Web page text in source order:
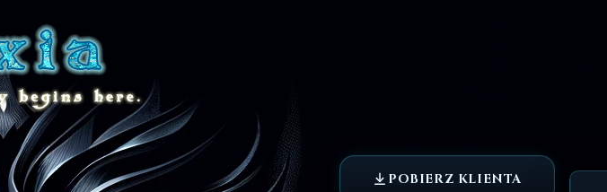
POBIERZ KLIENTA